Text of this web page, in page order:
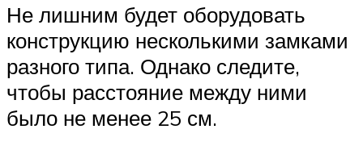
Не лишним будет оборудовать
конструкцию несколькими замками
разного типа. Однако следите,
чтобы расстояние между ними
было не менее 25 см.